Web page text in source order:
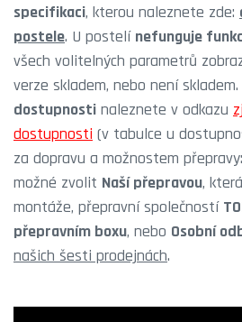
specifikaci, kterou naleznete zde:
postele. U postelí nefunguje
všech volitelných parametrů
verze skladem, nebo není
dostupnosti naleznete v odkazu
dostupnosti (v tabulce u
za dopravu a možnostem přepravy:
možné zvolit Naší přepravou,
montáže, přepravní společností
přepravním boxu, nebo Osobní
našich šesti prodejnách.